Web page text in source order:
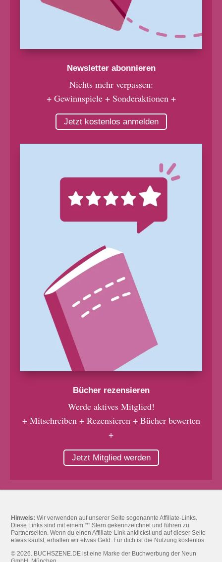
Newsletter abonnieren
Nichts mehr verpassen:
+ Gewinnspiele + Sonderaktionen +
Jetzt kostenlos anmelden
Bücher rezensieren
Werde aktives Mitglied!
+ Mitschreiben + Rezensieren + Bücher bewerten
+
Jetzt Mitglied werden
Hinweis: Wir verwenden auf unserer Seite sogenannte Affiliate-Links.
Diese Links sind mit einem ‘*‘ Stern gekennzeichnet und führen zu
Partnerseiten. Wenn du einen Affiliate-Link anklickst und auf dieser Seite
etwas kaufst, erhalten wir etwas Geld. Für dich ist die Nutzung kostenlos.
© 2026. BUCHSZENE.DE ist eine Marke der Buchwerbung der Neun